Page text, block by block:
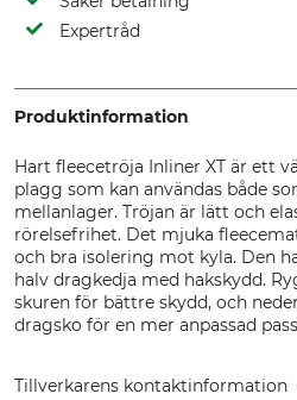
Expertråd
Produktinformation
Hart fleecetröja Inliner XT är ett
plagg som kan användas både
mellanlager. Tröjan är lätt och
rörelsefrihet. Det mjuka
och bra isolering mot kyla. Den
halv dragkedja med hakskydd.
skuren för bättre skydd, och
dragsko för en mer anpassad
Tillverkarens kontaktinformation